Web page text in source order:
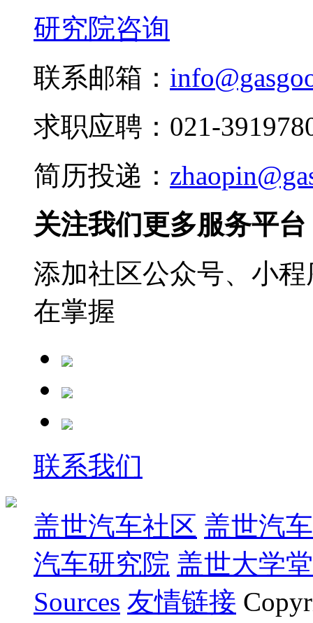
研究院咨询
联系邮箱：
求职应聘：021-
简历投递：
关注我们更多服务平台
添加社区公众号、小
在掌握
联系我们
盖世汽车社区 盖世汽
汽车研究院 盖世大学堂
Sources 友情链接